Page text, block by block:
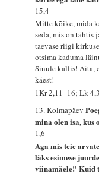
15,4
Mitte kõike, mida
seda, mis on tähtis
taevase riigi
otsima kaduma
Sinule kallis! Aita,
käest!
1Kr 2,11–16; Lk
13. Kolmapäev
mina olen isa, kus
1,6
Aga mis teie
läks esimese
viinamäele!' Kuid